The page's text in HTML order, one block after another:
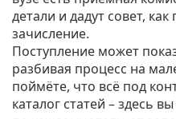
детали и дадут совет,
зачисление.
Поступление может
разбивая процесс на
поймёте, что всё под
каталог статей – здесь